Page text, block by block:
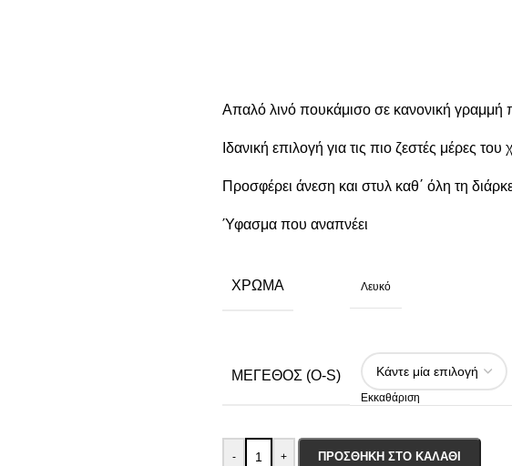
Απαλό λινό πουκάμισο σε κανονική γραμμή
Ιδανική επιλογή για τις πιο ζεστές μέρες του
Προσφέρει άνεση και στυλ καθ΄ όλη τη
Ύφασμα που αναπνέει
ΧΡΏΜΑ Λευκό
ΜΈΓΕΘΟΣ (O-S)
Εκκαθάριση
- + ΠΡΟΣΘΉΚΗ ΣΤΟ ΚΑΛΆΘΙ